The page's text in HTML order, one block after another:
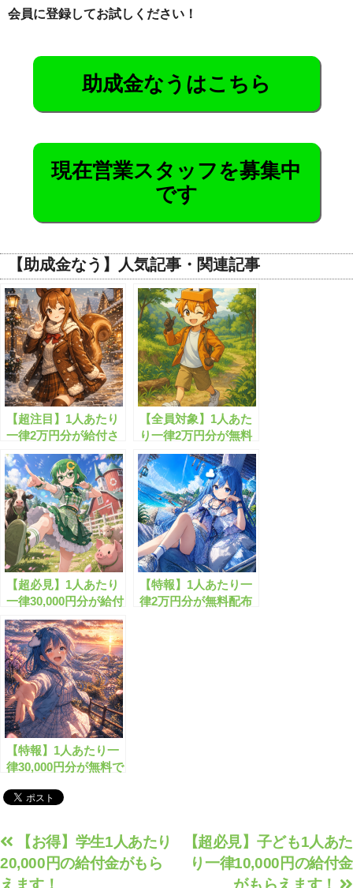
会員に登録してお試しください！
助成金なうはこちら
現在営業スタッフを募集中
です
【助成金なう】人気記事・関連記事
【超注目】1人あたり
一律2万円分が給付さ
れまし!!
【全員対象】1人あた
り一律2万円分が無料
配布されます！
【超必見】1人あたり
一律30,000円分が給付
されます！
【特報】1人あたり一
律2万円分が無料配布
【特報】1人あたり一
律30,000円分が無料で
投
稿
【超必見】子ども1人あた
り一律10,000円の給付金
がもらえます！
【お得】学生1人あたり
20,000円の給付金がもら
えます！